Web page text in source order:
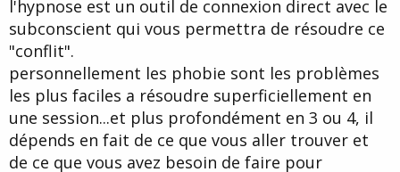
l'hypnose est un outil de connexion direct avec le
subconscient qui vous permettra de résoudre ce
"conflit".
personnellement les phobie sont les problèmes
les plus faciles a résoudre superficiellement en
une session...et plus profondément en 3 ou 4, il
dépends en fait de ce que vous aller trouver et
de ce que vous avez besoin de faire pour